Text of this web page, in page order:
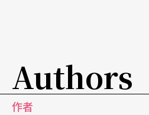
至紧、由慢变急，最后再归
层次之美，短小而出众，很
一首具有标题，但却是无标
Authors
作者